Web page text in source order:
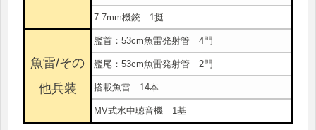
7.7mm機銃 1挺
魚雷/その
他兵装
艦首：53cm魚雷発射管 4門
艦尾：53cm魚雷発射管 2門
搭載魚雷 14本
MV式水中聴音機 1基